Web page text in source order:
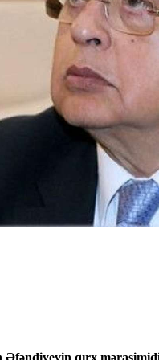
Əfəndiyevin qırx